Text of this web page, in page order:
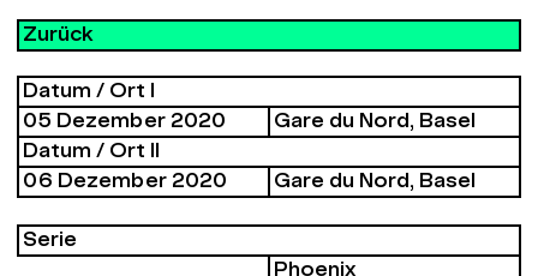
Zurück
Datum / Ort I
05 Dezember 2020
Gare du Nord, Basel
Datum / Ort II
06 Dezember 2020
Gare du Nord, Basel
Serie
Phoenix